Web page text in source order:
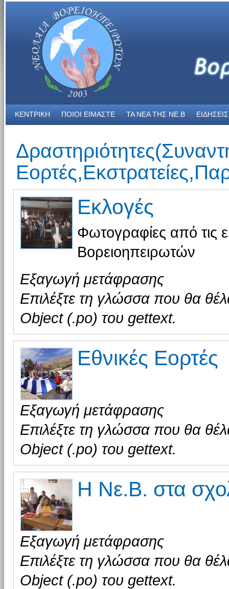
ΚΕΝΤΡΙΚΗ ΠΟΙΟΙ ΕΙΜΑΣΤΕ ΤΑ ΝΕΑ THΣ NE.B ΕΙΔΗΣΕΙΣ
Εκλογές
Φωτογραφίες από τις
Βορειοηπειρωτών
Εξαγωγή μετάφρασης
Επιλέξτε τη γλώσσα που θα
Object (.po) του gettext.
Εθνικές Εορτές
Εξαγωγή μετάφρασης
Επιλέξτε τη γλώσσα που θα
Object (.po) του gettext.
Η Νε.Β. στα
Εξαγωγή μετάφρασης
Επιλέξτε τη γλώσσα που θα
Object (.po) του gettext.